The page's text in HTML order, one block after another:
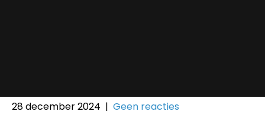
28 december 2024 | Geen reacties